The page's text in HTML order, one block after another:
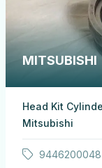
MITSUBISHI
Head Kit
Mitsubishi
9446200048